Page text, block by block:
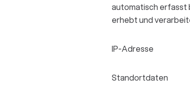
automatisch erfasst
erhebt und
IP-Adresse
Standortdaten